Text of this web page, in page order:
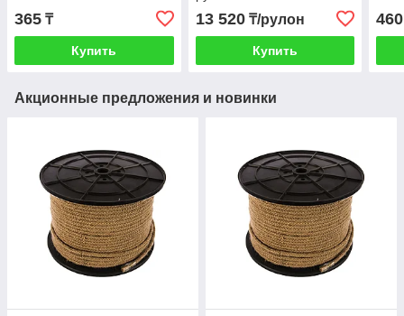
365 ₸
Купить
13 520₸/рулон
Купить
460
Акционные предложения и новинки